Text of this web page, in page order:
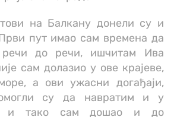
на Балкану донели су и
пут имао сам времена да
до речи, ишчитам Ива
сам долазио у ове крајеве,
а ови ужасни догађаји,
су да навратим и у
и тако сам дошао и до